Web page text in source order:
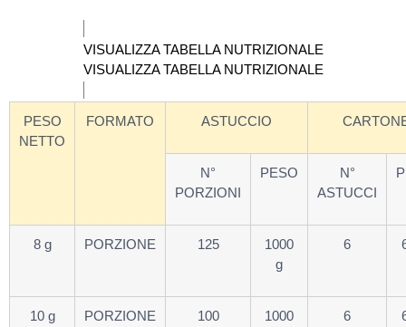
PESO
NETTO
FORMATO ASTUCCIO
N°
PORZIONI
PESO
N°
ASTUCCI
8 g PORZIONE 125
1000
g
6
10 g PORZIONE 100
1000
6
VISUALIZZA TABELLA NUTRIZIONALE
VISUALIZZA TABELLA NUTRIZIONALE